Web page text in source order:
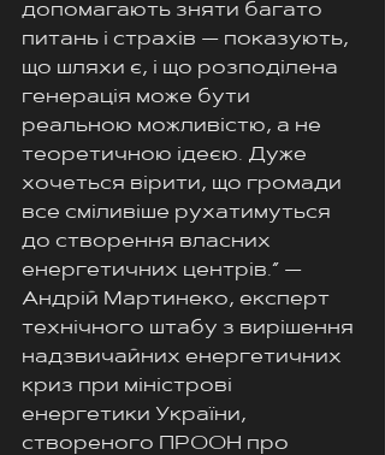
допомагають зняти багато
питань і страхів — показують,
що шляхи є, і що розподілена
генерація може бути
реальною можливістю, а не
теоретичною ідеєю. Дуже
хочеться вірити, що громади
все сміливіше рухатимуться
до створення власних
енергетичних центрів.” —
Андрій Мартинеко, експерт
технічного штабу з вирішення
надзвичайних енергетичних
криз при міністрові
енергетики України,
створеного ПРООН про